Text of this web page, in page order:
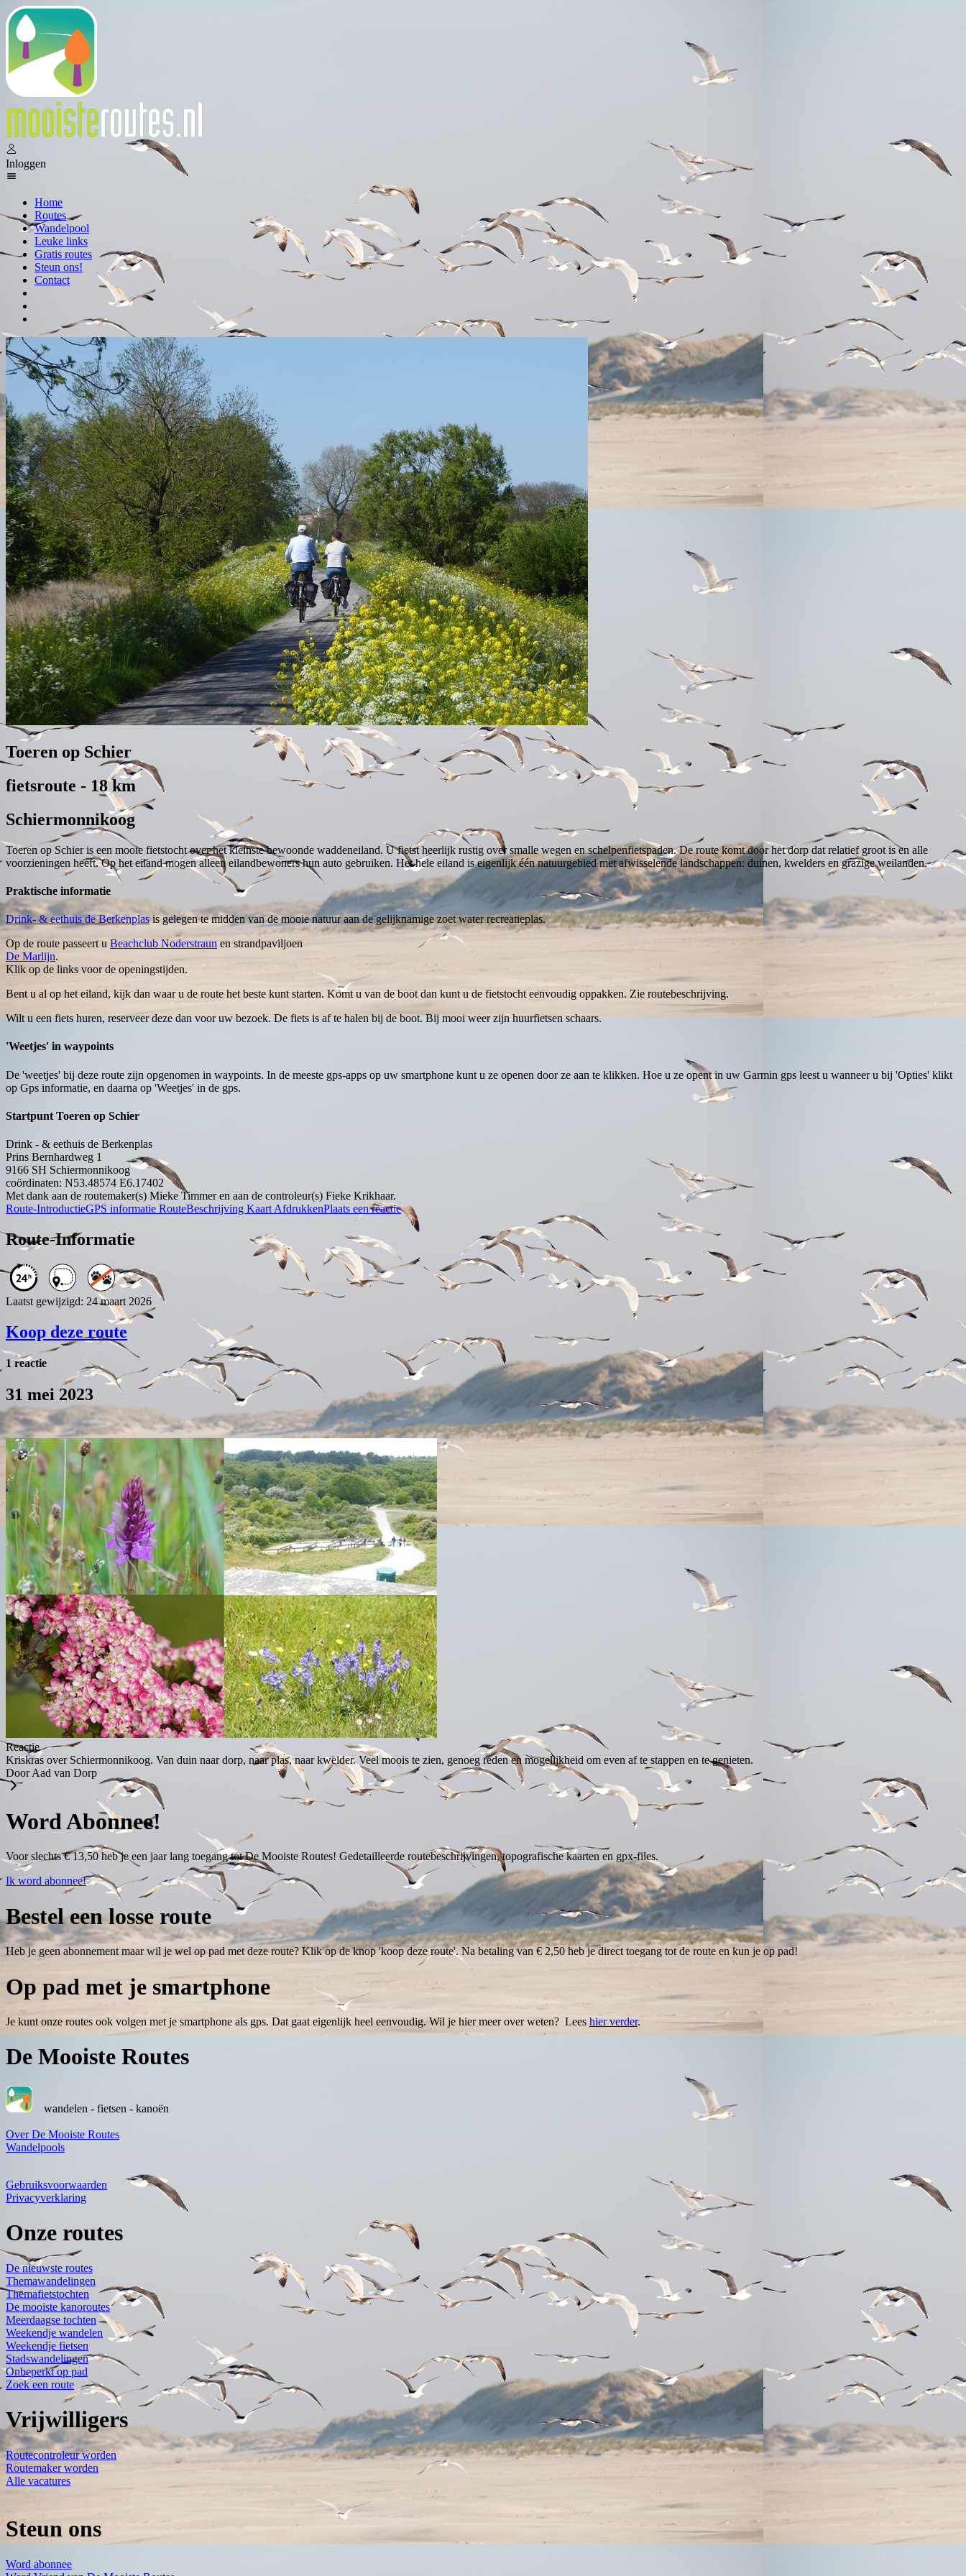
Inloggen
Home
Routes
Wandelpool
Leuke links
Gratis routes
Steun ons!
Contact
Toeren op Schier
fietsroute - 18 km
Schiermonnikoog
Toeren op Schier is een mooie fietstocht over het kleinste bewoonde waddeneiland. U fietst heerlijk rustig over smalle wegen en schelpenfietspaden. De route komt door het dorp dat relatief groot is en alle
voorzieningen heeft. Op het eiland mogen alleen eilandbewoners hun auto gebruiken. Het hele eiland is eigenlijk één natuurgebied met afwisselende landschappen: duinen, kwelders en grazige weilanden.
Praktische informatie
Drink- & eethuis de Berkenplasis gelegen te midden van de mooie natuur aan de gelijknamige zoet water recreatieplas.
Op de route passeert u Beachclub Noderstraun en strandpaviljoen
De Marlijn.
Klik op de links voor de openingstijden.
Bent u al op het eiland, kijk dan waar u de route het beste kunt starten. Komt u van de boot dan kunt u de fietstocht eenvoudig oppakken. Zie routebeschrijving.
Wilt u een fiets huren, reserveer deze dan voor uw bezoek. De fiets is af te halen bij de boot. Bij mooi weer zijn huurfietsen schaars.
'Weetjes' in waypoints
De 'weetjes' bij deze route zijn opgenomen in waypoints. In de meeste gps-apps op uw smartphone kunt u ze openen door ze aan te klikken. Hoe u ze opent in uw Garmin gps leest u wanneer u bij 'Opties' klikt
op Gps informatie, en daarna op 'Weetjes' in de gps.
Startpunt Toeren op Schier
Drink - & eethuis de Berkenplas
Prins Bernhardweg 1
9166 SH Schiermonnikoog
coördinaten: N53.48574 E6.17402
Met dank aan de routemaker(s) Mieke Timmer en aan de controleur(s) Fieke Krikhaar.
Route-IntroductieGPS informatie RouteBeschrijving Kaart AfdrukkenPlaats een reactie
Route-Informatie
Laatst gewijzigd: 24 maart 2026
Koop deze route
1 reactie
31 mei 2023
Reactie
Kriskras over Schiermonnikoog. Van duin naar dorp, naar plas, naar kwelder. Veel moois te zien, genoeg reden en mogelijkheid om even af te stappen en te genieten.
Door Aad van Dorp
Word Abonnee!
Voor slechts € 13,50 heb je een jaar lang toegang tot De Mooiste Routes! Gedetailleerde routebeschrijvingen, topografische kaarten en gpx-files.
Ik word abonnee!
Bestel een losse route
Heb je geen abonnement maar wil je wel op pad met deze route? Klik op de knop 'koop deze route'. Na betaling van € 2,50 heb je direct toegang tot de route en kun je op pad!
Op pad met je smartphone
Je kunt onze routes ook volgen met je smartphone als gps. Dat gaat eigenlijk heel eenvoudig. Wil je hier meer over weten? Lees hier verder.
De Mooiste Routes
wandelen - fietsen - kanoën
Over De Mooiste Routes
Wandelpools
Gebruiksvoorwaarden
Privacyverklaring
Onze routes
De nieuwste routes
Themawandelingen
Themafietstochten
De mooiste kanoroutes
Meerdaagse tochten
Weekendje wandelen
Weekendje fietsen
Stadswandelingen
Onbeperkt op pad
Zoek een route
Vrijwilligers
Routecontroleur worden
Routemaker worden
Alle vacatures
Steun ons
Word abonnee